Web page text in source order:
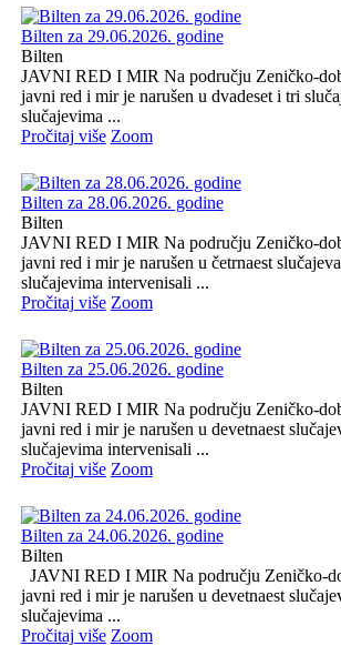
Bilten za 29.06.2026. godine
Bilten
JAVNI RED I MIR Na području Zeničko-
javni red i mir je narušen u dvadeset i tri
slučajevima ...
Pročitaj više Zoom
Bilten za 28.06.2026. godine
Bilten
JAVNI RED I MIR Na području Zeničko-
javni red i mir je narušen u četrnaest
slučajevima intervenisali ...
Pročitaj više Zoom
Bilten za 25.06.2026. godine
Bilten
JAVNI RED I MIR Na području Zeničko-
javni red i mir je narušen u devetnaest
slučajevima intervenisali ...
Pročitaj više Zoom
Bilten za 24.06.2026. godine
Bilten
JAVNI RED I MIR Na području Zeničko-
javni red i mir je narušen u devetnaest
slučajevima ...
Pročitaj više Zoom